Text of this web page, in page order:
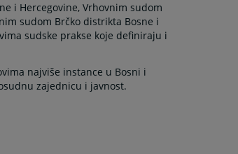
i Hercegovine, Vrhovnim sudom
sudom Brčko distrikta Bosne i
sudske prakse koje definiraju i
najviše instance u Bosni i
zajednicu i javnost.